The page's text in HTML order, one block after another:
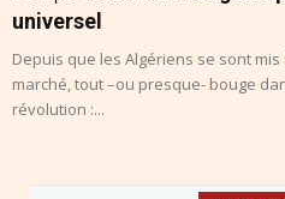
universel
Depuis que les Algériens se sont mis
marché, tout –ou presque- bouge
révolution :...